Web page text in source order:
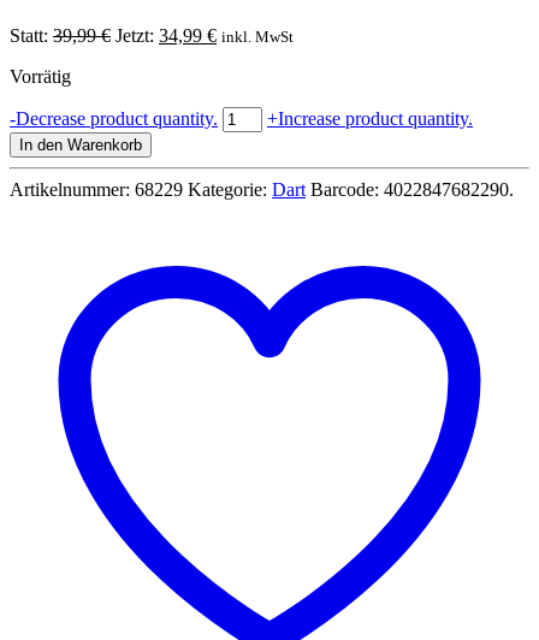
Statt: 39,99€ Ursprünglicher
Jetzt: 34,99 €Aktueller
inkl. MwSt
Vorrätig
-Decrease product quantity. Profi
Turnier
Ø
45cm
Bull's
Classic
Bristle
Menge
+Increase product quantity.
In den Warenkorb
Artikelnummer: 68229 Kategorie: Dart Barcode: 4022847682290.